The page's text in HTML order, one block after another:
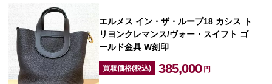
エルメス イン・ザ・ループ18 カシス ト
リヨンクレマンス/ヴォー・スイフト ゴ
ールド金具 W刻印
買取価格(税込) 385,000 円